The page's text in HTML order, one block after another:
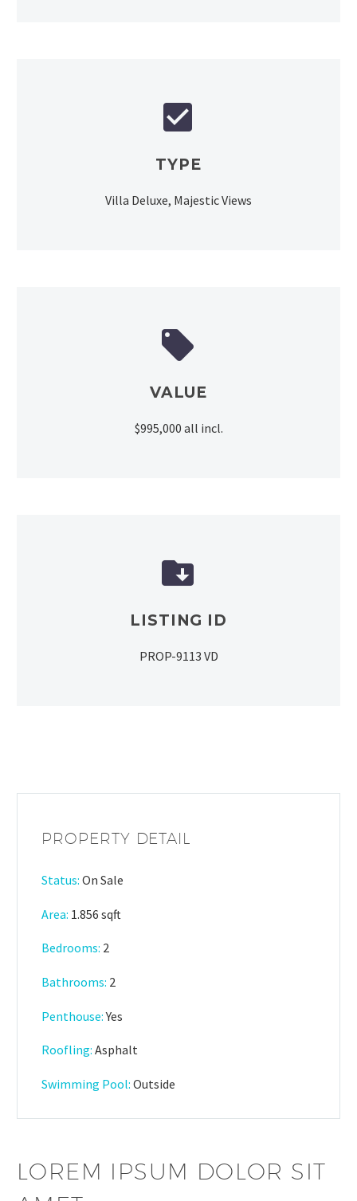


TYPE
Villa Deluxe, Majestic Views


VALUE
$995,000 all incl.


LISTING ID
PROP-9113 VD
PROPERTY DETAIL
Status: On Sale
Area: 1.856 sqft
Bedrooms: 2
Bathrooms: 2
Penthouse:Yes
Roofling: Asphalt
Swimming Pool: Outside
LOREM IPSUM DOLOR SIT